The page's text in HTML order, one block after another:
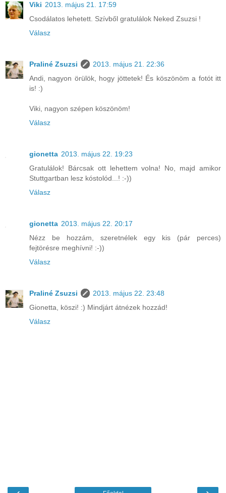
Viki 2013. május 21. 17:59
Csodálatos lehetett. Szívből gratulálok Neked Zsuzsi !
Válasz
Praliné Zsuzsi
2013. május 21. 22:36
Andi, nagyon örülök, hogy jöttetek! És köszönöm a fotót itt
is! :)
Viki, nagyon szépen köszönöm!
Válasz
gionetta 2013. május 22. 19:23
Gratulálok! Bárcsak ott lehettem volna! No, majd amikor
Stuttgartban lesz kóstolód...! :-))
Válasz
gionetta 2013. május 22. 20:17
Nézz be hozzám, szeretnélek egy kis (pár perces)
fejtörésre meghívni! :-))
Válasz
Praliné Zsuzsi
2013. május 22. 23:48
Gionetta, köszi! :) Mindjárt átnézek hozzád!
Válasz